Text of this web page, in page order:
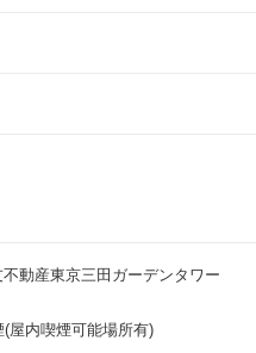
動産東京三田ガーデンタワー
(屋内喫煙可能場所有)